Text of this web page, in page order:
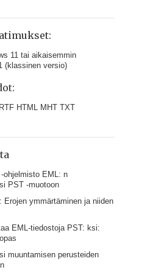
11 tai aikaisemmin
(klassinen versio)
HTML MHT TXT
ohjelmisto EML: n
PST -muotoon
Erojen ymmärtäminen ja niiden
EML-tiedostoja PST: ksi:
muuntamisen perusteiden